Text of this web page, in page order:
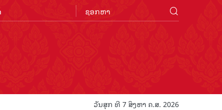
ວັນສຸກ ທີ 7 ສິງຫາ ຄ.ສ. 2026